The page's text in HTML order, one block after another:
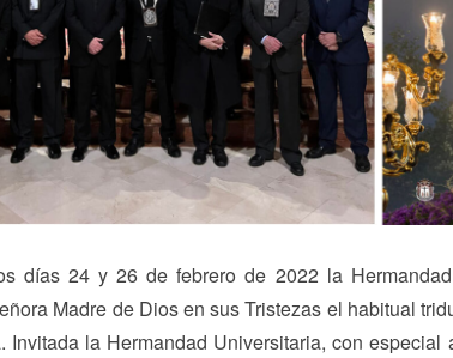
días 24 y 26 de febrero de 2022 la
Madre de Dios en sus Tristezas el habitual
Invitada la Hermandad Universitaria, con